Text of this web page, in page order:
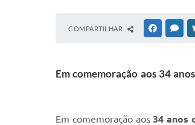
COMPARTILHAR FACEBOOK
Em comemoração aos 34
Em comemoração aos34 anos